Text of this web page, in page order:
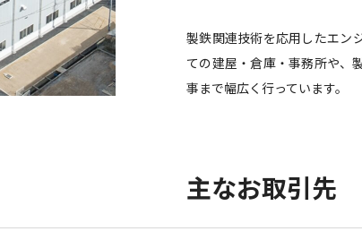
製鉄関連技術を応用したエン
ての建屋・倉庫・事務所や、
事まで幅広く行っています。
主なお取引先